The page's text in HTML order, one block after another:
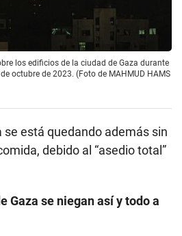
los edificios de la ciudad de Gaza durante
octubre de 2023. (Foto de MAHMUD HAMS
se está quedando además sin
debido al “asedio total”
Gaza se niegan así y todo a